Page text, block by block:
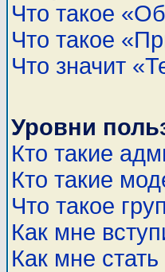
Что такое
Что такое
Что значит
Уровни
Кто такие
Кто такие
Что такое
Как мне
Как мне